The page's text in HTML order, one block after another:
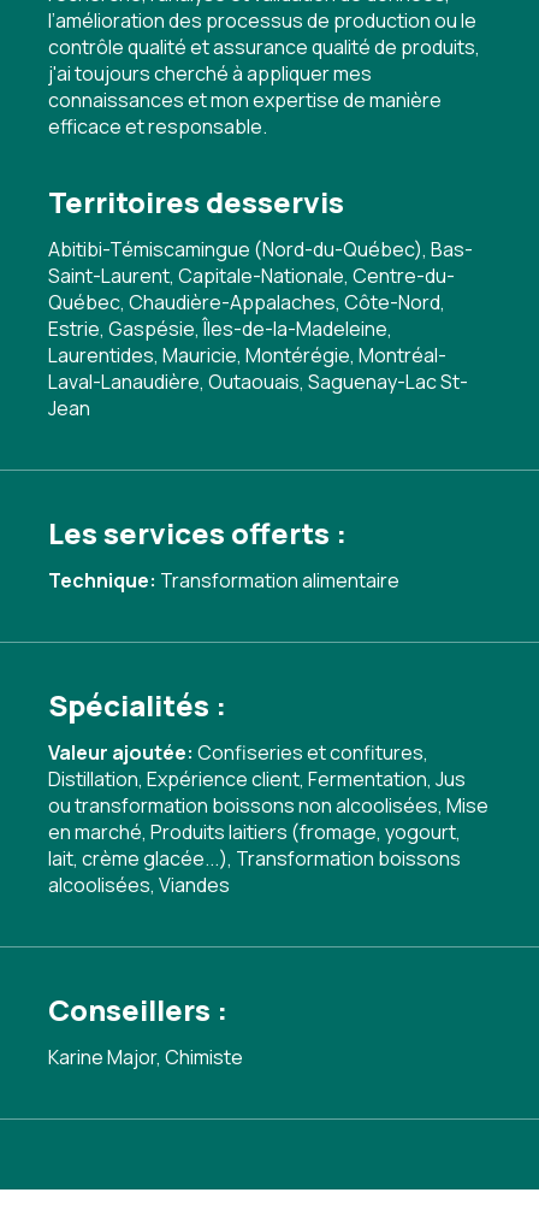
l’amélioration des processus de production ou le
contrôle qualité et assurance qualité de produits,
j'ai toujours cherché à appliquer mes
connaissances et mon expertise de manière
efficace et responsable.
Territoires desservis
Abitibi-Témiscamingue (Nord-du-Québec), Bas-
Saint-Laurent, Capitale-Nationale, Centre-du-
Québec, Chaudière-Appalaches, Côte-Nord,
Estrie, Gaspésie, Îles-de-la-Madeleine,
Laurentides, Mauricie, Montérégie, Montréal-
Laval-Lanaudière, Outaouais, Saguenay-Lac St-
Jean
Les services offerts :
Technique: Transformation alimentaire
Spécialités :
Valeur ajoutée: Confiseries et confitures,
Distillation, Expérience client, Fermentation, Jus
ou transformation boissons non alcoolisées, Mise
en marché, Produits laitiers (fromage, yogourt,
lait, crème glacée...), Transformation boissons
alcoolisées, Viandes
Conseillers :
Karine Major, Chimiste